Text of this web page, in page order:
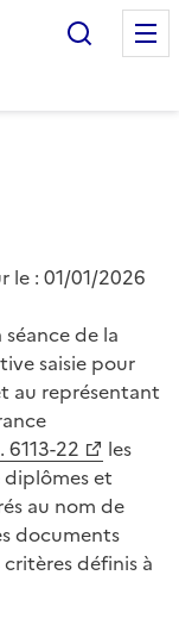
le : 01/01/2026
de la
saisie pour
au représentant
6113-22
les
et
au nom de
documents
définis à